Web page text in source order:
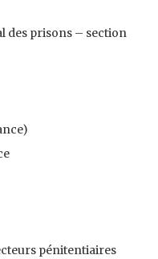
des prisons – section
pénitentiaires